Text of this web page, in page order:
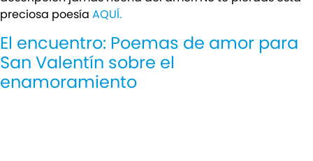
preciosa poesía AQUÍ.
El encuentro: Poemas de amor para
San Valentín sobre el
enamoramiento